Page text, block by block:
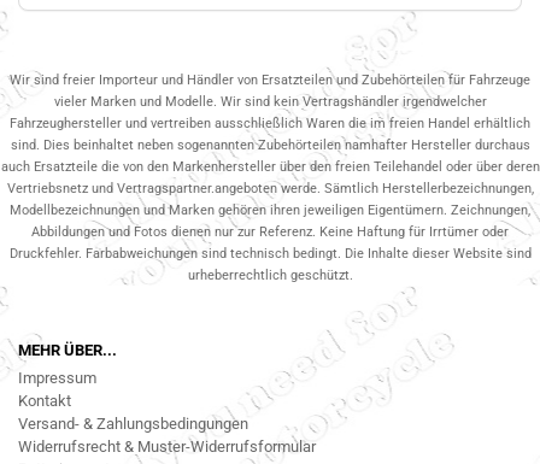
Wir sind freier Importeur und Händler von Ersatzteilen und Zubehörteilen für Fahrzeuge
vieler Marken und Modelle. Wir sind kein Vertragshändler irgendwelcher
Fahrzeughersteller und vertreiben ausschließlich Waren die im freien Handel erhältlich
sind. Dies beinhaltet neben sogenannten Zubehörteilen namhafter Hersteller durchaus
auch Ersatzteile die von den Markenhersteller über den freien Teilehandel oder über deren
Vertriebsnetz und Vertragspartner.angeboten werde. Sämtlich Herstellerbezeichnungen,
Modellbezeichnungen und Marken gehören ihren jeweiligen Eigentümern. Zeichnungen,
Abbildungen und Fotos dienen nur zur Referenz. Keine Haftung für Irrtümer oder
Druckfehler. Farbabweichungen sind technisch bedingt. Die Inhalte dieser Website sind
urheberrechtlich geschützt.
MEHR ÜBER...
Impressum
Kontakt
Versand- & Zahlungsbedingungen
Widerrufsrecht & Muster-Widerrufsformular